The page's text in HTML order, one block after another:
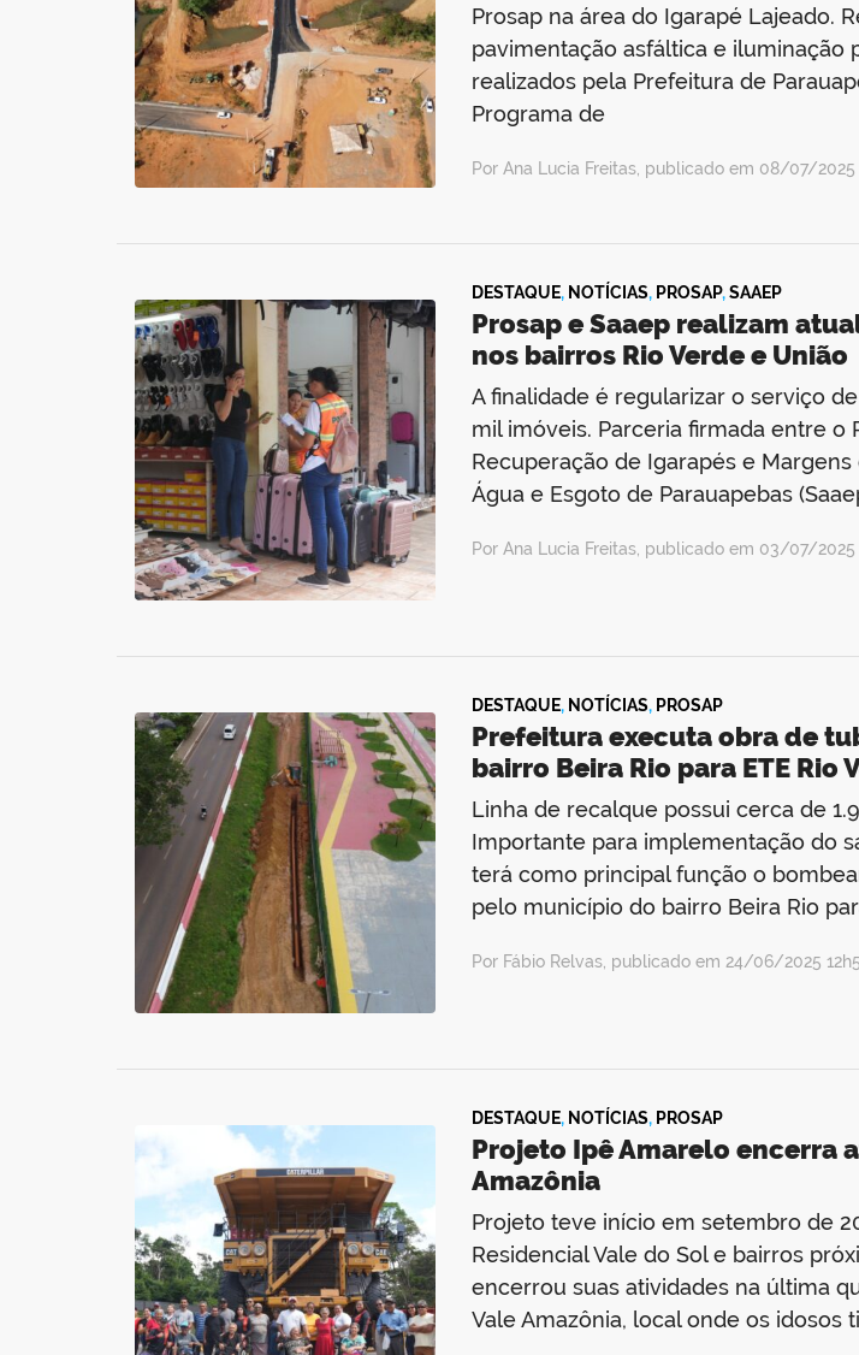
Prosap na área do Igarapé Lajeado.
pavimentação asfáltica e iluminação
realizados pela Prefeitura de
Programa de
Por Ana Lucia Freitas, publicado em 08/07/2025
DESTAQUE, NOTÍCIAS, PROSAP,SAAEP
Prosap e Saaep realizam
nos bairros Rio Verde e União
A finalidade é regularizar o serviço
mil imóveis. Parceria firmada entre
Recuperação de Igarapés e
Água e Esgoto de Parauapebas
Por Ana Lucia Freitas, publicado em 03/07/2025
DESTAQUE, NOTÍCIAS, PROSAP
Prefeitura executa obra de
bairro Beira Rio para ETE Rio
Linha de recalque possui cerca de
Importante para implementação do
terá como principal função o
pelo município do bairro Beira Rio
Por Fábio Relvas, publicado em 24/06/2025
DESTAQUE, NOTÍCIAS, PROSAP
Projeto Ipê Amarelo encerra
Amazônia
Projeto teve início em setembro de
Residencial Vale do Sol e bairros
encerrou suas atividades na última
Vale Amazônia, local onde os